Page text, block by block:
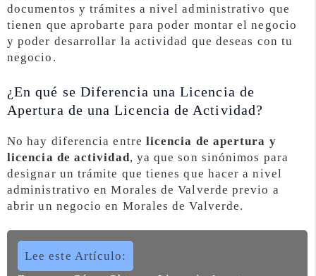
documentos y trámites a nivel administrativo que
tienen que aprobarte para poder montar el negocio
y poder desarrollar la actividad que deseas con tu
negocio.
¿En qué se Diferencia una Licencia de
Apertura de una Licencia de Actividad?
No hay diferencia entre licencia de apertura y
licencia de actividad, ya que son sinónimos para
designar un trámite que tienes que hacer a nivel
administrativo en Morales de Valverde previo a
abrir un negocio en Morales de Valverde.
Lee este Artículo: